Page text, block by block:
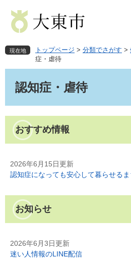
先
で
を
ば
現在地 トップページ > 分類でさがす >
症・虐待
認知症・虐待
おすすめ情報
2026年6月15日更新
認知症になっても安心して暮らせるま
お知らせ
2026年6月3日更新
迷い人情報のLINE配信